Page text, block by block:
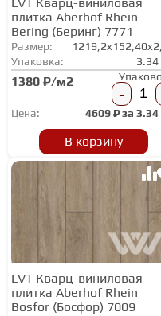
плитка Aberhof Rhein
Bering (Беринг) 7771
Размер:
Упаковка:
1380 ₽/м2
-
Цена: 4609₽ за
В корзину
LVT Кварц-виниловая
плитка Aberhof Rhein
Bosfor (Босфор) 7009